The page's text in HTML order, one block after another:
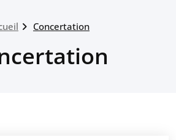
Concertation